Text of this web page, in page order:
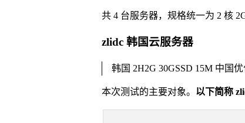
共 4 台服务器，规格统一为 2 核
zlidc 韩国云服务器
韩国 2H2G 30GSSD 15M 中国
本次测试的主要对象。 以下简称